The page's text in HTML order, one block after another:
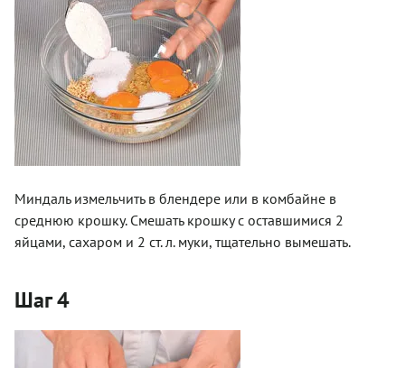
Миндаль измельчить в блендере или в комбайне в
среднюю крошку. Смешать крошку с оставшимися 2
яйцами, сахаром и 2 ст. л. муки, тщательно вымешать.
Шаг 4